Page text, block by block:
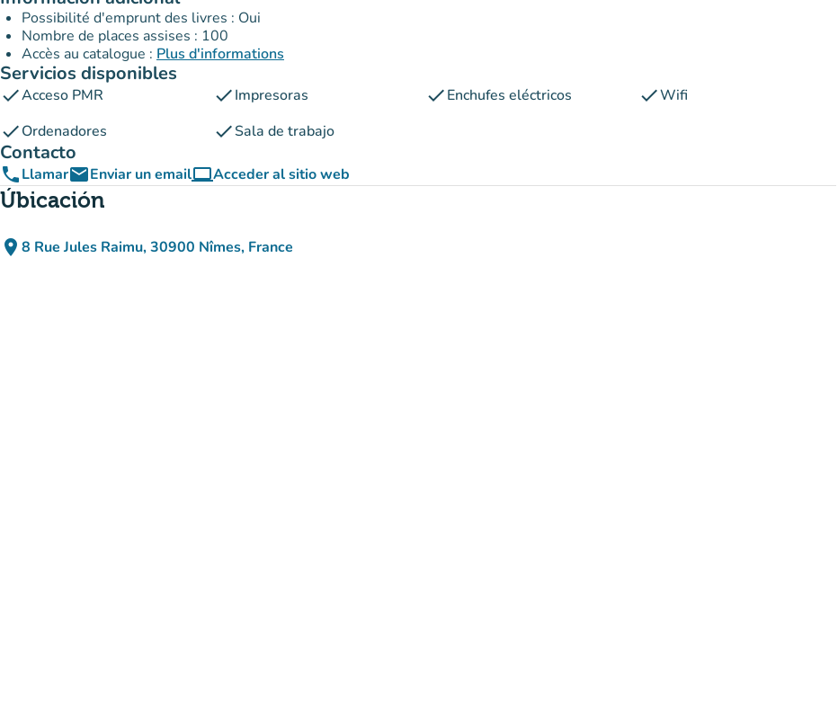
Possibilité d'emprunt des livres : Oui
Nombre de places assises : 100
Accès au catalogue : Plus d'informations
Servicios disponibles
checkAcceso PMR checkImpresoras checkEnchufes eléctricos checkWifi
checkOrdenadores checkSala de trabajo
Contacto
phoneLlamaremailEnviar un emailcomputerAcceder al sitio web
(nueva pestaña)
Úbicación
place 8 Rue Jules Raimu, 30900 Nîmes, France
(abrir en Google Maps)
(nueva pestaña)